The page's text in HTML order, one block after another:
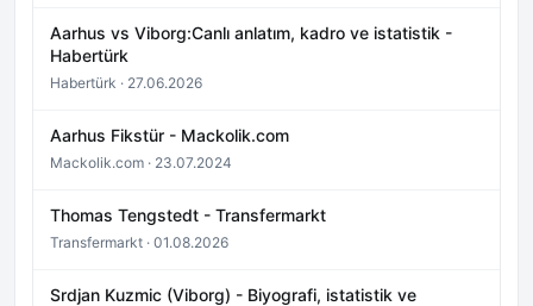
Aarhus vs Viborg:Canlı anlatım, kadro ve istatistik -
Habertürk
Habertürk · 27.06.2026
Aarhus Fikstür - Mackolik.com
Mackolik.com · 23.07.2024
Thomas Tengstedt - Transfermarkt
Transfermarkt · 01.08.2026
Srdjan Kuzmic (Viborg) - Biyografi, istatistik ve